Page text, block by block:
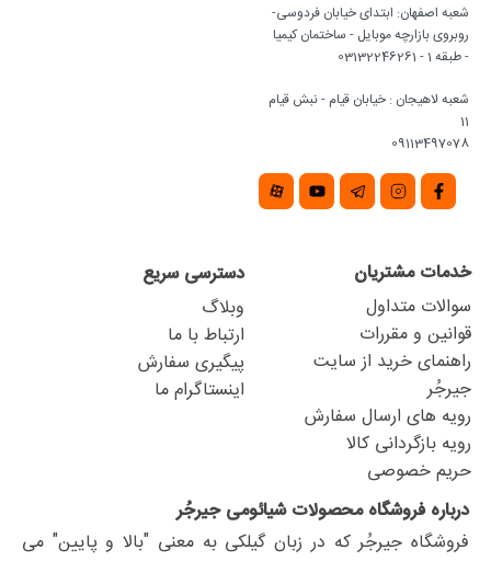
شعبه اصفهان: ابتدای خیابان فردوسی-
روبروی بازارچه موبایل - ساختمان کیمیا
- طبقه 1 - 03132246261
شعبه لاهیجان : خیابان قیام - نبش قیام
11
09113497078
خدمات مشتریان
سوالات متداول
قوانین و مقررات
راهنمای خرید از سایت
جیرجُر
رویه های ارسال سفارش
رویه بازگردانی کالا
حریم خصوصی
دسترسی سریع
وبلاگ
ارتباط با ما
پیگیری سفارش
اینستاگرام ما
درباره فروشگاه محصولات شیائومی جیرجُر
فروشگاه جیرجُر که در زبان گیلکی به معنی "بالا و پایین" می